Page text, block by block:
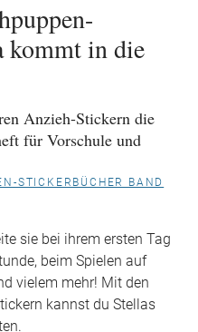
kommt in die
Anzieh-Stickern die
für Vorschule und
STICKERBÜCHER BAND
sie bei ihrem ersten Tag
beim Spielen auf
vielem mehr! Mit den
kannst du Stellas